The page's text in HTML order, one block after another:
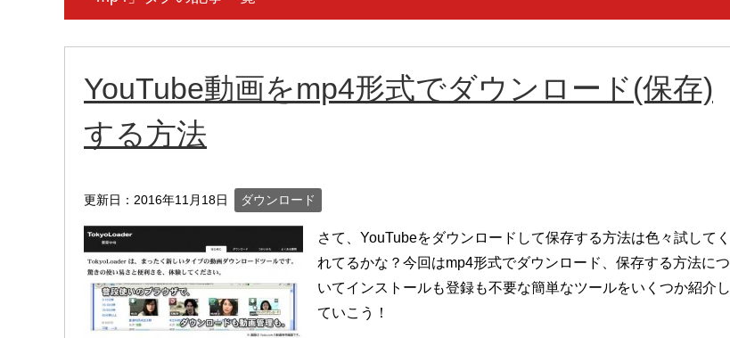
YouTube動画をmp4形式でダウンロード(保存)
する方法
更新日： 2016年11月18日 ダウンロード
さて、YouTubeをダウンロードして保存する方法は色々試してく
れてるかな？今回はmp4形式でダウンロード、保存する方法につ
いてインストールも登録も不要な簡単なツールをいくつか紹介し
ていこう！